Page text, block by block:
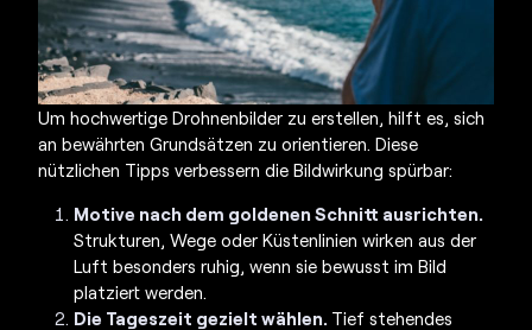
Um hochwertigeDrohnenbilder zu erstellen, hilft es, sich
an bewährten Grundsätzen zu orientieren. Diese
nützlichen Tipps verbessern die Bildwirkung spürbar:
Motive nach dem goldenen Schnitt ausrichten.
Strukturen, Wege oder Küstenlinien wirken aus der
Luft besonders ruhig, wenn sie bewusst im Bild
platziert werden.
Die Tageszeit gezielt wählen. Tief stehendes